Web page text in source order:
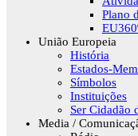
Plano
União Europeia
História
Estados-
Símbolos
Instituições
Ser Cidadão
Media /